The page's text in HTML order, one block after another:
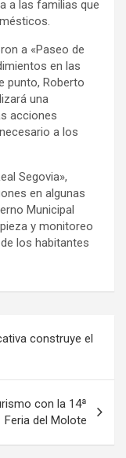
a las familias que
a «Paseo de
en las
punto, Roberto
una
acciones
a los
Segovia»,
en algunas
Municipal
y monitoreo
los habitantes
construye el
con la 14ª
Feria del Molote